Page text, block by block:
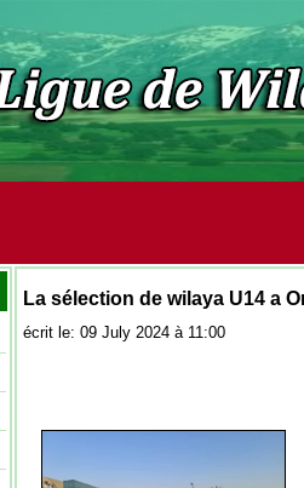
La sélection de wilaya U14 a
écrit le: 09 July 2024 à 11:00